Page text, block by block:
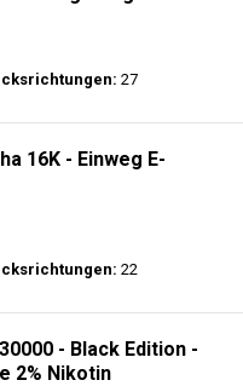
27
16K - Einweg E-
22
- Black Edition -
2% Nikotin